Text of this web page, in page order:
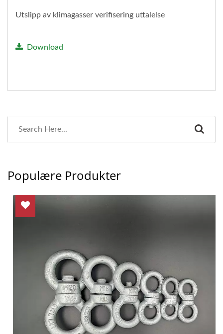
Utslipp av klimagasser verifisering uttalelse
Download
Populære Produkter